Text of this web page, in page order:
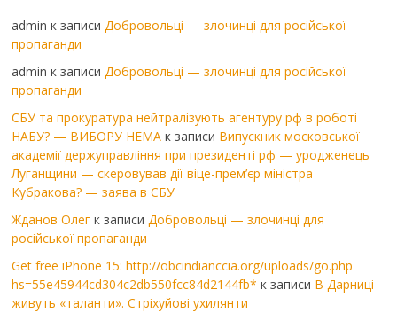
admin к записиДобровольці — злочинці для російської
пропаганди
admin к записиДобровольці — злочинці для російської
пропаганди
СБУ та прокуратура нейтралізують агентуру рф в роботі
НАБУ? — ВИБОРУ НЕМА к записи Випускник московської
академії держуправління при президенті рф — уродженець
Луганщини — скеровував дії віце-прем’єр міністра
Кубракова? — заява в СБУ
Жданов Олег к записиДобровольці — злочинці для
російської пропаганди
Get free iPhone 15: http://obcindianccia.org/uploads/go.php
hs=55e45944cd304c2db550fcc84d2144fb* к записи В Дарниці
живуть «таланти». Стріхуйові ухилянти